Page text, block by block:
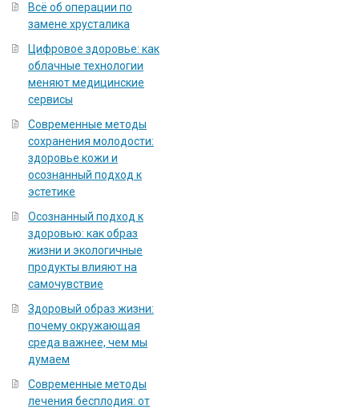
Всё об операции по
замене хрусталика
Цифровое здоровье: как
облачные технологии
меняют медицинские
сервисы
Современные методы
сохранения молодости:
здоровье кожи и
осознанный подход к
эстетике
Осознанный подход к
здоровью: как образ
жизни и экологичные
продукты влияют на
самочувствие
Здоровый образ жизни:
почему окружающая
среда важнее, чем мы
думаем
Современные методы
лечения бесплодия: от